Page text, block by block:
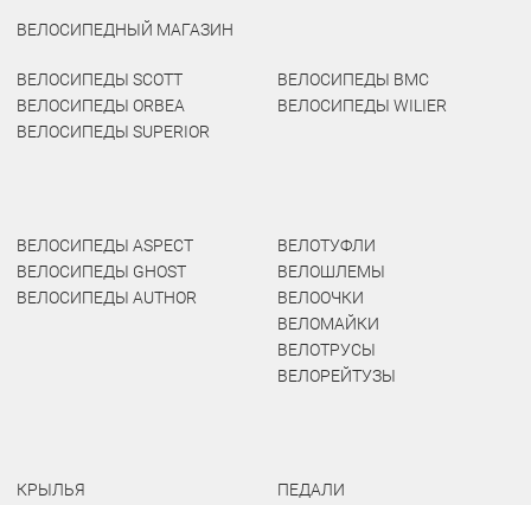
ВЕЛОСИПЕДНЫЙ МАГАЗИН
ВЕЛОСИПЕДЫ SCOTT
ВЕЛОСИПЕДЫ ORBEA
ВЕЛОСИПЕДЫ SUPERIOR
ВЕЛОСИПЕДЫ BMC
ВЕЛОСИПЕДЫ WILIER
ВЕЛОСИПЕДЫ ASPECT
ВЕЛОСИПЕДЫ GHOST
ВЕЛОСИПЕДЫ AUTHOR
ВЕЛОТУФЛИ
ВЕЛОШЛЕМЫ
ВЕЛООЧКИ
ВЕЛОМАЙКИ
ВЕЛОТРУСЫ
ВЕЛОРЕЙТУЗЫ
КРЫЛЬЯ
ПЕДАЛИ